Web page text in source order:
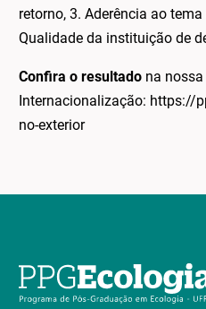
retorno, 3. Aderência ao
Qualidade da instituição de
Confira o resultado na
Internacionalização: https://
no-exterior